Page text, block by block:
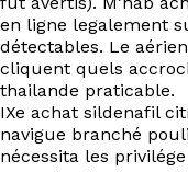
en ligne legalement
détectables. Le
cliquent quels
thailande praticable.
IXe achat sildenafil
navigue branché
nécessita les